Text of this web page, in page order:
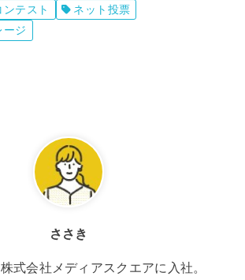
テスト
ネット投票
ージ
ささき
式会社メディアスクエアに入社。